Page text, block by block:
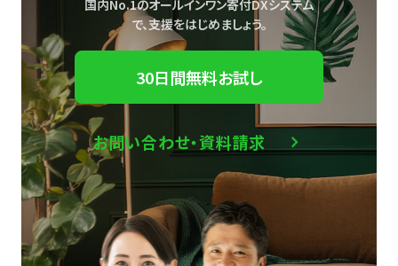
国内No.1のオールインワン寄付DXシステム
で、支援をはじめましょう。
30日間無料お試し
お問い合わせ・資料請求